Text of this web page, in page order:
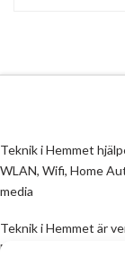
Teknik i Hemmet
WLAN, Wifi, Home
media
Teknik i Hemmet är
Email: